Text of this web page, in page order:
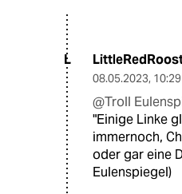
L
08.05.2023,
@Troll
"Einige Linke
immernoch,
oder gar eine
Eulenspiegel)